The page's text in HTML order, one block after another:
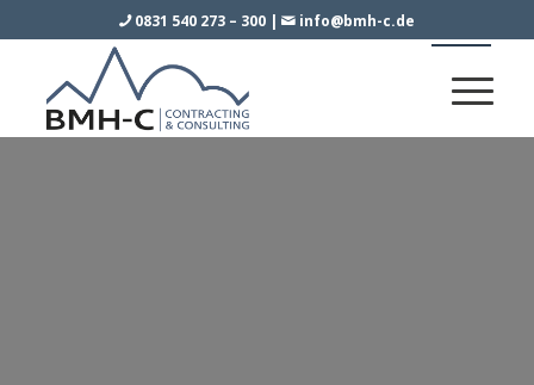
0831 540 273 – 300| info@bmh-c.de